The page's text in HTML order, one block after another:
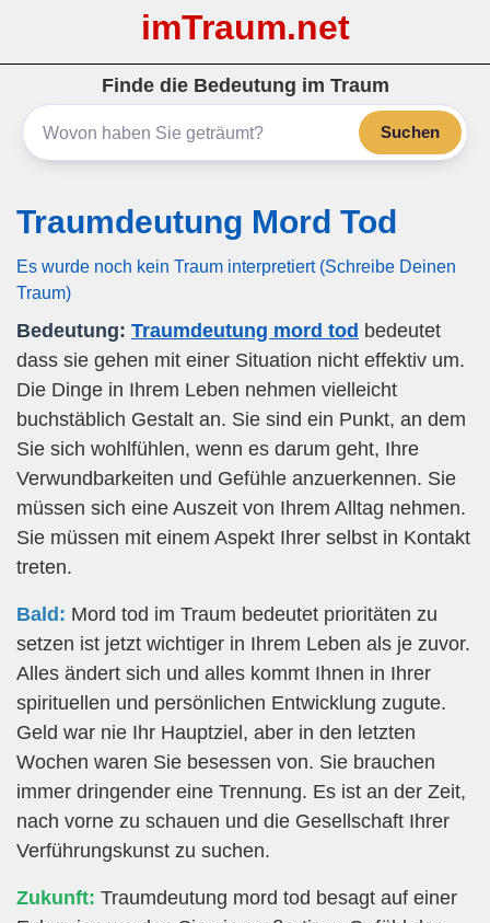
imTraum.net
Finde die Bedeutung im Traum
Suchen
Traumdeutung Mord Tod
Es wurde noch kein Traum interpretiert (Schreibe Deinen
Traum)
Bedeutung: Traumdeutung mord tod bedeutet
dass sie gehen mit einer Situation nicht effektiv um.
Die Dinge in Ihrem Leben nehmen vielleicht
buchstäblich Gestalt an. Sie sind ein Punkt, an dem
Sie sich wohlfühlen, wenn es darum geht, Ihre
Verwundbarkeiten und Gefühle anzuerkennen. Sie
müssen sich eine Auszeit von Ihrem Alltag nehmen.
Sie müssen mit einem Aspekt Ihrer selbst in Kontakt
treten.
Bald: Mord tod im Traum bedeutet prioritäten zu
setzen ist jetzt wichtiger in Ihrem Leben als je zuvor.
Alles ändert sich und alles kommt Ihnen in Ihrer
spirituellen und persönlichen Entwicklung zugute.
Geld war nie Ihr Hauptziel, aber in den letzten
Wochen waren Sie besessen von. Sie brauchen
immer dringender eine Trennung. Es ist an der Zeit,
nach vorne zu schauen und die Gesellschaft Ihrer
Verführungskunst zu suchen.
Zukunft: Traumdeutung mord tod besagt auf einer